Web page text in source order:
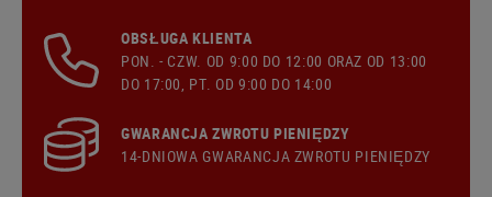
OBSŁUGA KLIENTA
PON. - CZW. OD 9:00 DO 12:00 ORAZ OD 13:00
DO 17:00, PT. OD 9:00 DO 14:00
GWARANCJA ZWROTU PIENIĘDZY
14-DNIOWA GWARANCJA ZWROTU PIENIĘDZY